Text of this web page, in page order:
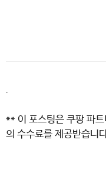
.
** 이 포스팅은 쿠팡 파
의 수수료를 제공받습니